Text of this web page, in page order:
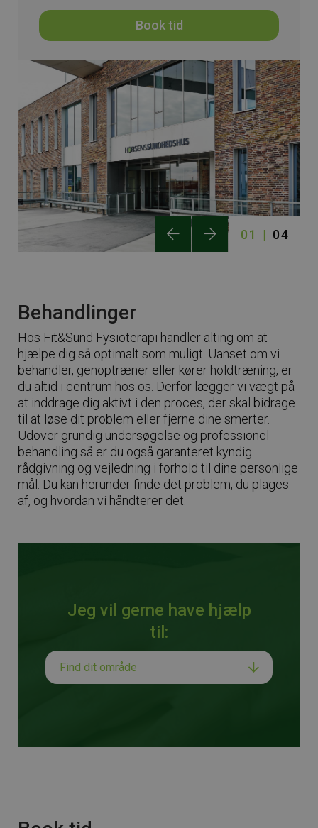
Book tid
01 04
Behandlinger
Hos Fit&Sund Fysioterapi handler alting om at
hjælpe dig så optimalt som muligt. Uanset om vi
behandler, genoptræner eller kører holdtræning, er
du altid i centrum hos os. Derfor lægger vi vægt på
at inddrage dig aktivt i den proces, der skal bidrage
til at løse dit problem eller fjerne dine smerter.
Udover grundig undersøgelse og professionel
behandling så er du også garanteret kyndig
rådgivning og vejledning i forhold til dine personlige
mål. Du kan herunder finde det problem, du plages
af, og hvordan vi håndterer det.
Jeg vil gerne have hjælp
til: